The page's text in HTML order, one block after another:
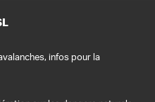
infos pour la